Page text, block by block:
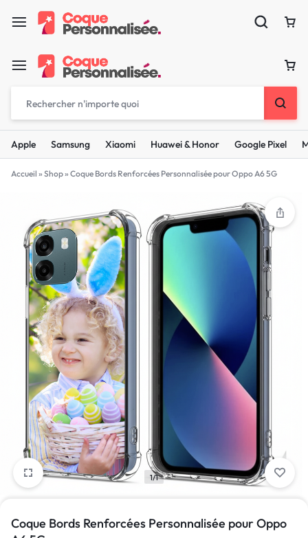
Apple Samsung Xiaomi Huawei & Honor Google Pixel
Accueil » Shop» Coque Bords Renforcées Personnalisée pour Oppo A6 5G
1/1
Coque Bords Renforcées Personnalisée pour Oppo